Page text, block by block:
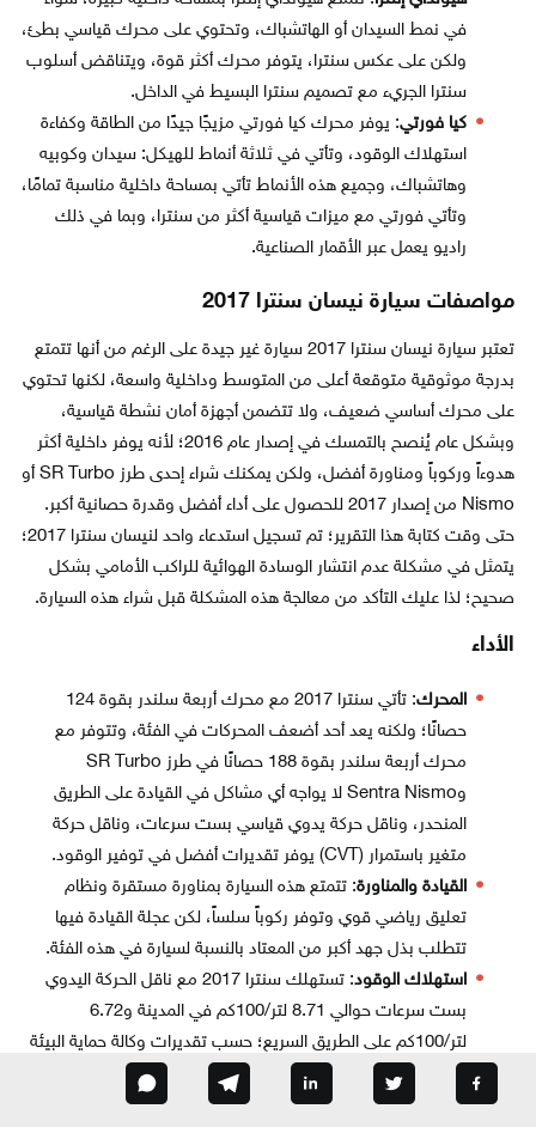
في نمط السيدان أو الهاتشباك، وتحتوي على محرك قياسي بطئ،
ولكن على عكس سنترا، يتوفر محرك أكثر قوة، ويتناقض أسلوب
سنترا الجريء مع تصميم سنترا البسيط في الداخل.
كيا فورتي: يوفر محرك كيا فورتي مزيجًا جيدًا من الطاقة وكفاءة
استهلاك الوقود، وتأتي في ثلاثة أنماط للهيكل: سيدان وكوبيه
وهاتشباك، وجميع هذه الأنماط تأتي بمساحة داخلية مناسبة تمامًا،
وتأتي فورتي مع ميزات قياسية أكثر من سنترا، وبما في ذلك
راديو يعمل عبر الأقمار الصناعية.
مواصفات سيارة نيسان سنترا 2017
تعتبر سيارة نيسان سنترا 2017 سيارة غير جيدة على الرغم من أنها تتمتع
بدرجة موثوقية متوقعة أعلى من المتوسط ​​وداخلية واسعة، لكنها تحتوي
على محرك أساسي ضعيف، ولا تتضمن أجهزة أمان نشطة قياسية،
وبشكل عام يُنصح بالتمسك في إصدار عام 2016؛ لأنه يوفر داخلية أكثر
هدوءاً وركوباً ومناورة أفضل، ولكن يمكنك شراء إحدى طرز SR Turbo أو
Nismo من إصدار 2017 للحصول على أداء أفضل وقدرة حصانية أكبر.
حتى وقت كتابة هذا التقرير؛ تم تسجيل استدعاء واحد لنيسان سنترا 2017؛
يتمثل في مشكلة عدم انتشار الوسادة الهوائية للراكب الأمامي بشكل
صحيح؛ لذا عليك التأكد من معالجة هذه المشكلة قبل شراء هذه السيارة.
الأداء
المحرك
: تأتي سنترا 2017 مع محرك أربعة سلندر بقوة 124
حصانًا؛ ولكنه يعد أحد أضعف المحركات في الفئة، وتتوفر مع
محرك أربعة سلندر بقوة 188 حصانًا في طرز SR Turbo
وSentra Nismo لا يواجه أي مشاكل في القيادة على الطريق
المنحدر، وناقل حركة يدوي قياسي بست سرعات، وناقل حركة
متغير باستمرار (CVT) يوفر تقديرات أفضل في توفير الوقود.
القيادة والمناورة: تتمتع هذه السيارة بمناورة مستقرة ونظام
تعليق رياضي قوي وتوفر ركوباً سلساً، لكن عجلة القيادة فيها
تتطلب بذل جهد أكبر من المعتاد بالنسبة لسيارة في هذه الفئة.
استهلاك الوقود
: تستهلك سنترا 2017 مع ناقل الحركة اليدوي
بست سرعات حوالي 8.71 لتر/100كم في المدينة و6.72
لتر/100كم على الطريق السريع؛ حسب تقديرات وكالة حماية البيئة
EPA في توفير الوقود، بينما تستهلك مع ناقل الحركة المتغير
باستمرار CVT حوالي 8.11/ 6.36 لتر/100كم في المدينة/ الطريق